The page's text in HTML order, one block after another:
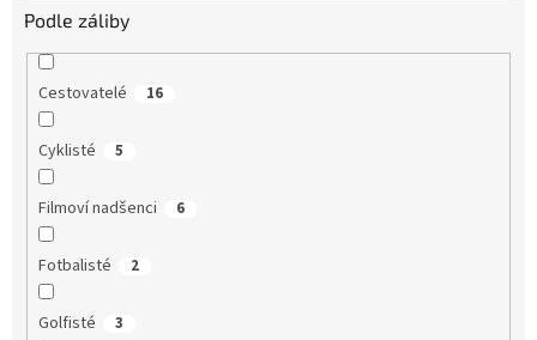
Podle záliby
Cestovatelé 16
Cyklisté 5
Filmoví nadšenci 6
Fotbalisté 2
Golfisté 3